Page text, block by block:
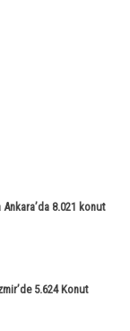
Ankara’da 8.021 konut
5.624 Konut